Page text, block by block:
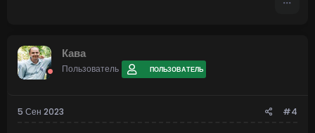
Кава
Пользователь ПОЛЬЗОВАТЕЛЬ
5 Сен 2023 #4